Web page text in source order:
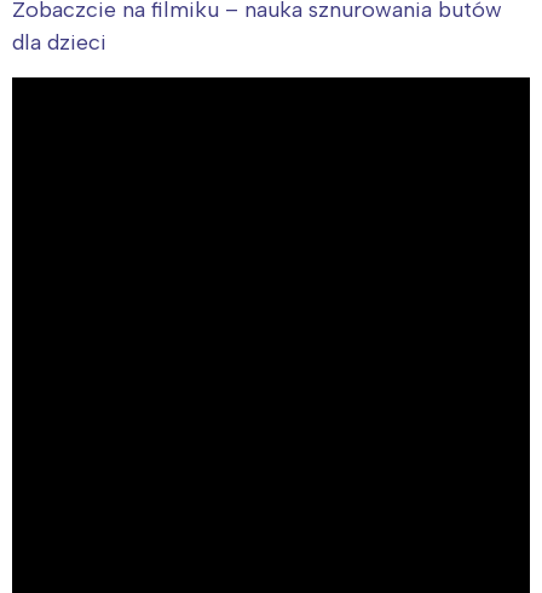
Zobaczcie na filmiku – nauka sznurowania butów
dla dzieci